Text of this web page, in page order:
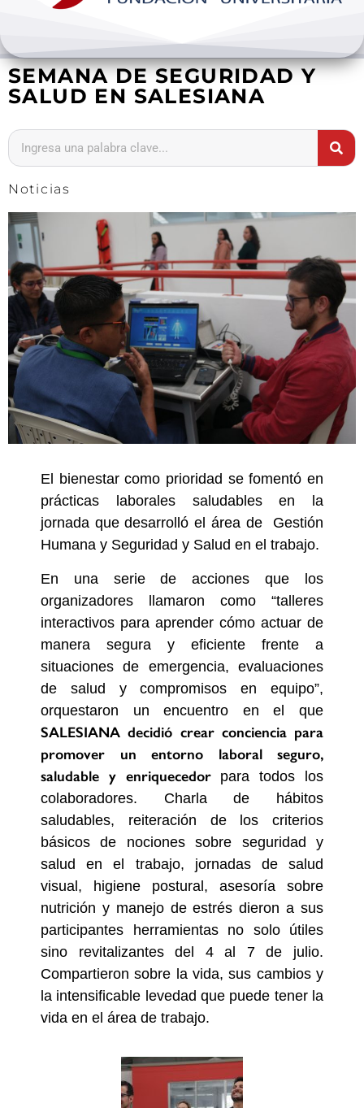
Internacionalización
Extension y desarrollo
SEMANA DE SEGURIDAD Y
SALUD EN SALESIANA
Noticias
El bienestar como prioridad se fomentó en
prácticas laborales saludables en la
jornada que desarrolló el área de Gestión
Humana y Seguridad y Salud en el trabajo.
En una serie de acciones que los
organizadores llamaron como “talleres
interactivos para aprender cómo actuar de
manera segura y eficiente frente a
situaciones de emergencia, evaluaciones
de salud y compromisos en equipo”,
orquestaron un encuentro en el que
SALESIANA decidió crear conciencia para
promover un entorno laboral seguro,
saludable y enriquecedorpara todos los
colaboradores. Charla de hábitos
saludables, reiteración de los criterios
básicos de nociones sobre seguridad y
salud en el trabajo, jornadas de salud
visual, higiene postural, asesoría sobre
nutrición y manejo de estrés dieron a sus
participantes herramientas no solo útiles
sino revitalizantes del 4 al 7 de julio.
Compartieron sobre la vida, sus cambios y
la intensificable levedad que puede tener la
vida en el área de trabajo.